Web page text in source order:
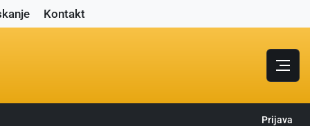
Kontakt
Prijava